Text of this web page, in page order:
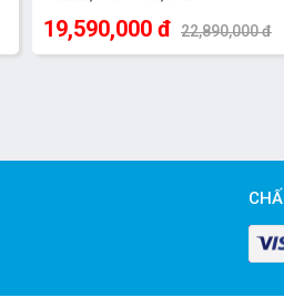
nhôm, Màu Bạc
19,590,000 đ 22,890,000 đ